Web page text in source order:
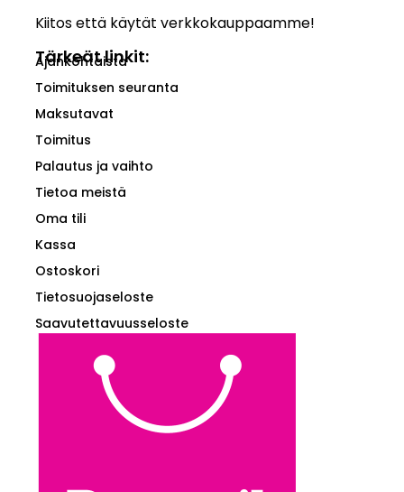
Kiitos että käytät verkkokauppaamme!
Tärkeät linkit:
Ajankohtaista
Toimituksen seuranta
Maksutavat
Toimitus
Palautus ja vaihto
Tietoa meistä
Oma tili
Kassa
Ostoskori
Tietosuojaseloste
Saavutettavuusseloste